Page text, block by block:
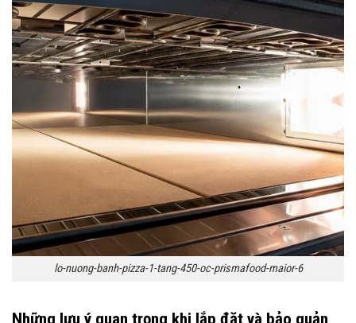
lo-nuong-banh-pizza-1-tang-450-oc-prismafood-maior-6
Những lưu ý quan trọng khi lắp đặt và bảo quản